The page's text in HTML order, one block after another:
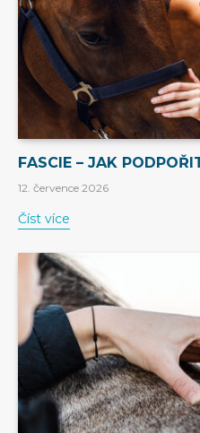
FASCIE – JAK
12. července 2026
Číst více